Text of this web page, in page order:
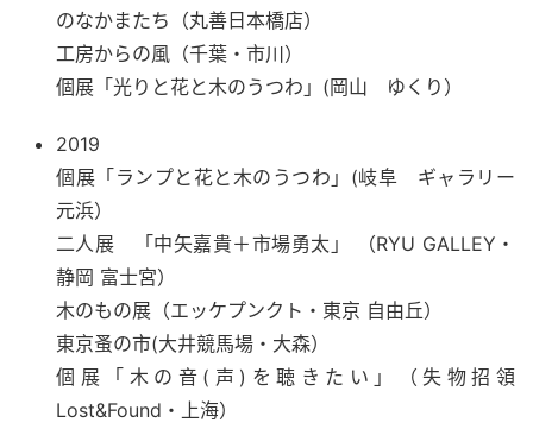
のなかまたち（丸善日本橋店）
工房からの風（千葉・市川）
個展「光りと花と木のうつわ」(岡山 ゆくり）
2019
個展「ランプと花と木のうつわ」(岐阜 ギャラリー
元浜）
二人展 「中矢嘉貴＋市場勇太」 （RYU GALLEY・
静岡 富士宮）
木のもの展（エッケプンクト・東京 自由丘）
東京蚤の市(大井競馬場・大森）
個展「木の音(声)を聴きたい」（失物招領
Lost&Found・上海）